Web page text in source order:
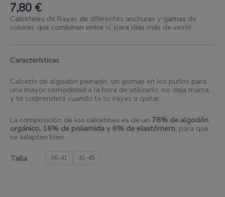
7,80 €
Calcetines de Rayas de diferentes anchuras y gamas de
colores que combinan entre sí, para días más de vestir.
Características
Calcetín de algodón peinado, sin gomas en los puños para
una mayor comodidad a la hora de utilizarlo, no deja marca,
y te sorprenderá cuando te lo vayas a quitar.
La composición de los calcetines es de un 78% de algodón
orgánico, 16% de poliamida y 6% de elastómero, para que
se adapten bien.
Talla 36-41 41-45